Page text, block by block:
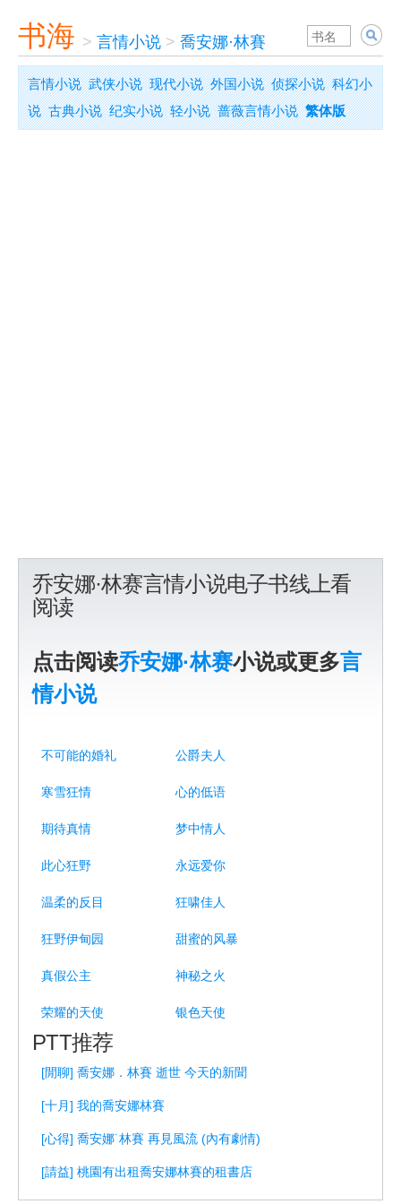
书海 > 言情小说 > 喬安娜·林賽
言情小说 武侠小说 现代小说 外国小说 侦探小说 科幻小
说 古典小说 纪实小说 轻小说 蔷薇言情小说 繁体版
乔安娜·林赛言情小说电子书线上看
阅读
点击阅读乔安娜·林赛小说或更多言
情小说
不可能的婚礼 公爵夫人
寒雪狂情 心的低语
期待真情 梦中情人
此心狂野 永远爱你
温柔的反目 狂啸佳人
狂野伊甸园 甜蜜的风暴
真假公主 神秘之火
荣耀的天使 银色天使
PTT推荐
[閒聊] 喬安娜．林賽 逝世 今天的新聞
[十月] 我的喬安娜林賽
[心得] 喬安娜˙林賽 再見風流 (內有劇情)
[請益] 桃園有出租喬安娜林賽的租書店